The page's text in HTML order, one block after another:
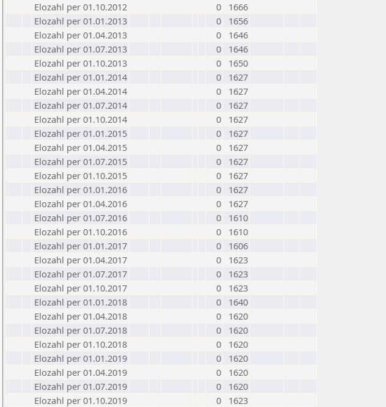
Elozahl per 01.10.2012
0
1666
Elozahl per 01.01.2013
0
1656
Elozahl per 01.04.2013
0
1646
Elozahl per 01.07.2013
0
1646
Elozahl per 01.10.2013
0
1650
Elozahl per 01.01.2014
0
1627
Elozahl per 01.04.2014
0
1627
Elozahl per 01.07.2014
0
1627
Elozahl per 01.10.2014
0
1627
Elozahl per 01.01.2015
0
1627
Elozahl per 01.04.2015
0
1627
Elozahl per 01.07.2015
0
1627
Elozahl per 01.10.2015
0
1627
Elozahl per 01.01.2016
0
1627
Elozahl per 01.04.2016
0
1627
Elozahl per 01.07.2016
0
1610
Elozahl per 01.10.2016
0
1610
Elozahl per 01.01.2017
0
1606
Elozahl per 01.04.2017
0
1623
Elozahl per 01.07.2017
0
1623
Elozahl per 01.10.2017
0
1623
Elozahl per 01.01.2018
0
1640
Elozahl per 01.04.2018
0
1620
Elozahl per 01.07.2018
0
1620
Elozahl per 01.10.2018
0
1620
Elozahl per 01.01.2019
0
1620
Elozahl per 01.04.2019
0
1620
Elozahl per 01.07.2019
0
1620
Elozahl per 01.10.2019
0
1623